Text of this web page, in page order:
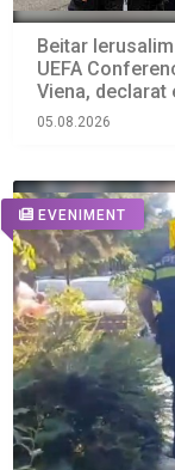
Beitar
UEFA
Viena, declarat
05.08.2026
EVENIMENT